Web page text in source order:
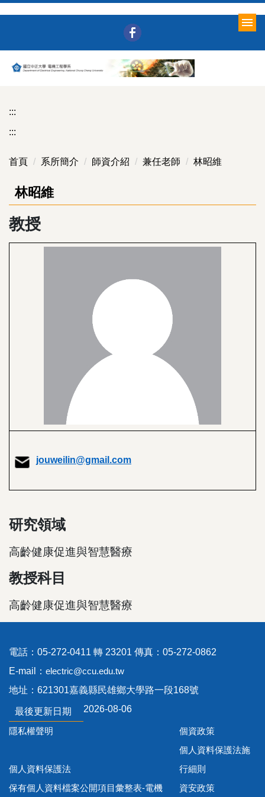
要
內
:::
:::
首頁 系所簡介 師資介紹 兼任老師 林昭維
林昭維
教授
jouweilin@gmail.com
研究領域
高齡健康促進與智慧醫療
教授科目
高齡健康促進與智慧醫療
電話：05-272-0411 轉 23201 傳真：05-272-0862
E-mail： electric@ccu.edu.tw
地址：621301嘉義縣民雄鄉大學路一段168號
最後更新日期 2026-08-06
隱私權聲明 個資政策
個人資料保護法
個人資料保護法施
行細則
保有個人資料檔案公開項目彙整表-電機
資安政策